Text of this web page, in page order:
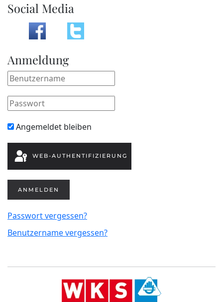
Social Media
Anmeldung
Angemeldet bleiben
WEB-AUTHENTIFIZIERUNG
ANMELDEN
Passwort vergessen?
Benutzername vergessen?